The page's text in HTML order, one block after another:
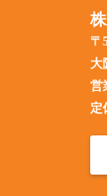
〒
大
営
定